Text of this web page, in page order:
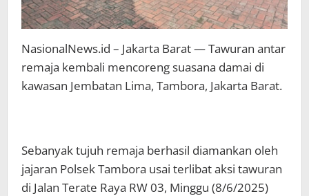
NasionalNews.id – Jakarta Barat — Tawuran antar
remaja kembali mencoreng suasana damai di
kawasan Jembatan Lima, Tambora, Jakarta Barat.
Sebanyak tujuh remaja berhasil diamankan oleh
jajaran Polsek Tambora usai terlibat aksi tawuran
di Jalan Terate Raya RW 03, Minggu (8/6/2025)